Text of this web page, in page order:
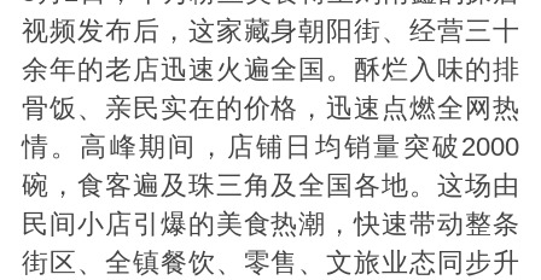
视频发布后，这家藏身朝阳街、经营三十
余年的老店迅速火遍全国。酥烂入味的排
骨饭、亲民实在的价格，迅速点燃全网热
情。高峰期间，店铺日均销量突破2000
碗，食客遍及珠三角及全国各地。这场由
民间小店引爆的美食热潮，快速带动整条
街区、全镇餐饮、零售、文旅业态同步升